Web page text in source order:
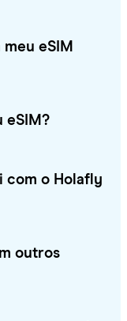
eSIM
eSIM?
com o Holafly
outros